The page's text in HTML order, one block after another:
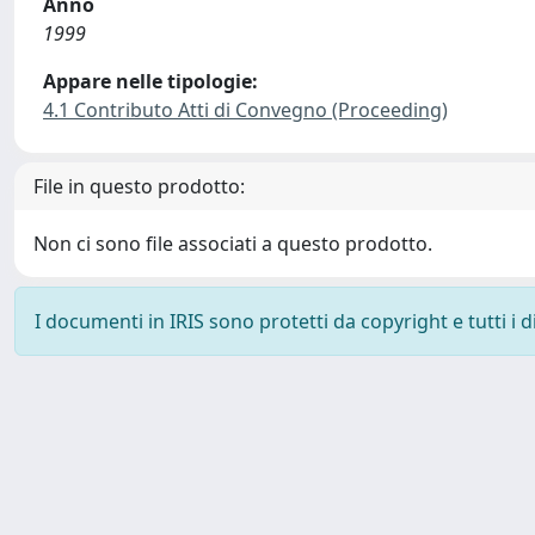
1999
Appare nelle tipologie:
4.1 Contributo Atti di Convegno (Proceeding)
File in questo prodotto:
Non ci sono file associati a questo prodotto.
I documenti in IRIS sono protetti da copyright e tutti i